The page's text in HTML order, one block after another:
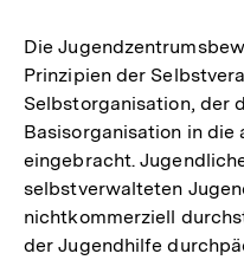
Die
Prinzipien der
Selbstorganisation, der
Basisorganisation in die
eingebracht.
selbstverwalteten
nichtkommerziell
der Jugendhilfe